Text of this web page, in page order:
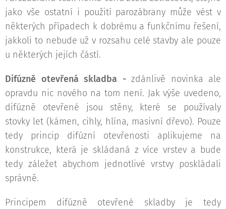
jako vše ostatní i použití parozábrany může vést v
některých případech k dobrému a funkčnímu řešení,
jakkoli to nebude už v rozsahu celé stavby ale pouze
u některých jejích částí.
Difúzně otevřená skladba -zdánlivě novinka ale
opravdu nic nového na tom není. Jak výše uvedeno,
difúzně otevřené jsou stěny, které se používaly
stovky let (kámen, cihly, hlína, masivní dřevo). Pouze
tedy princip difúzní otevřenosti aplikujeme na
konstrukce, která je skládaná z více vrstev a bude
tedy záležet abychom jednotlivé vrstvy poskládali
správně.
Principem difúzně otevřené skladby je tedy